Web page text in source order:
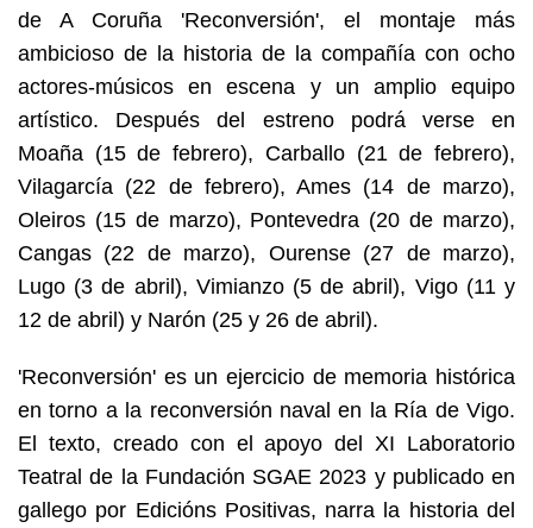
de A Coruña 'Reconversión', el montaje más
ambicioso de la historia de la compañía con ocho
actores-músicos en escena y un amplio equipo
artístico. Después del estreno podrá verse en
Moaña (15 de febrero), Carballo (21 de febrero),
Vilagarcía (22 de febrero), Ames (14 de marzo),
Oleiros (15 de marzo), Pontevedra (20 de marzo),
Cangas (22 de marzo), Ourense (27 de marzo),
Lugo (3 de abril), Vimianzo (5 de abril), Vigo (11 y
12 de abril) y Narón (25 y 26 de abril).
'Reconversión' es un ejercicio de memoria histórica
en torno a la reconversión naval en la Ría de Vigo.
El texto, creado con el apoyo del XI Laboratorio
Teatral de la Fundación SGAE 2023 y publicado en
gallego por Edicións Positivas, narra la historia del